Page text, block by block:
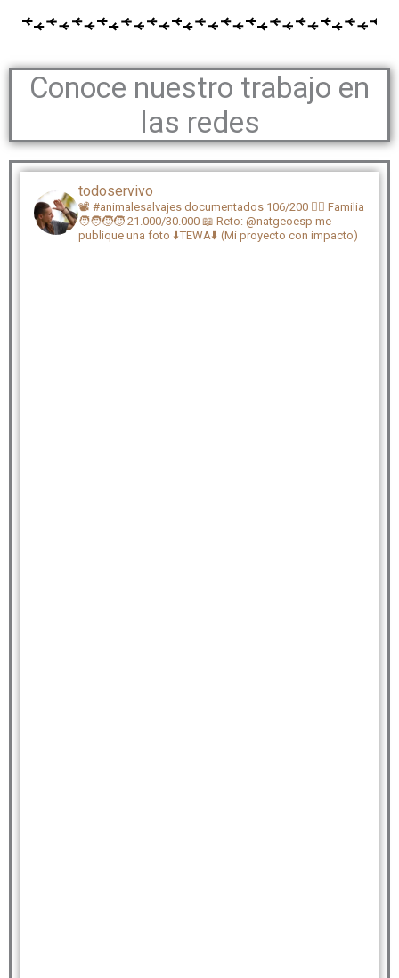
Conoce nuestro trabajo en
las redes
todoservivo
📽️ #animalesalvajes documentados 106/200 🏴‍☠️ Familia
🧑‍🧑‍🧒‍🧒 21.000/30.000 📖 Reto: @natgeoesp me
publique una foto ⬇️TEWA⬇️ (Mi proyecto con impacto)